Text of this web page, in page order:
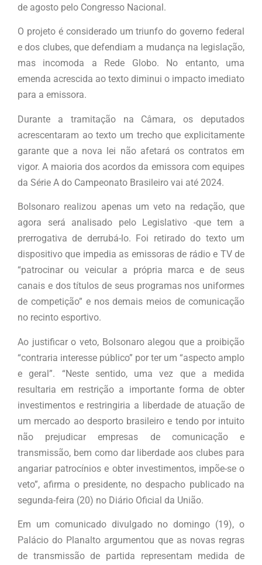
de agosto pelo Congresso Nacional.
O projeto é considerado um triunfo do governo federal
e dos clubes, que defendiam a mudança na legislação,
mas incomoda a Rede Globo. No entanto, uma
emenda acrescida ao texto diminui o impacto imediato
para a emissora.
Durante a tramitação na Câmara, os deputados
acrescentaram ao texto um trecho que explicitamente
garante que a nova lei não afetará os contratos em
vigor. A maioria dos acordos da emissora com equipes
da Série A do Campeonato Brasileiro vai até 2024.
Bolsonaro realizou apenas um veto na redação, que
agora será analisado pelo Legislativo -que tem a
prerrogativa de derrubá-lo. Foi retirado do texto um
dispositivo que impedia as emissoras de rádio e TV de
“patrocinar ou veicular a própria marca e de seus
canais e dos títulos de seus programas nos uniformes
de competição” e nos demais meios de comunicação
no recinto esportivo.
Ao justificar o veto, Bolsonaro alegou que a proibição
“contraria interesse público” por ter um “aspecto amplo
e geral”. “Neste sentido, uma vez que a medida
resultaria em restrição a importante forma de obter
investimentos e restringiria a liberdade de atuação de
um mercado ao desporto brasileiro e tendo por intuito
não prejudicar empresas de comunicação e
transmissão, bem como dar liberdade aos clubes para
angariar patrocínios e obter investimentos, impõe-se o
veto”, afirma o presidente, no despacho publicado na
segunda-feira (20) no Diário Oficial da União.
Em um comunicado divulgado no domingo (19), o
Palácio do Planalto argumentou que as novas regras
de transmissão de partida representam medida de